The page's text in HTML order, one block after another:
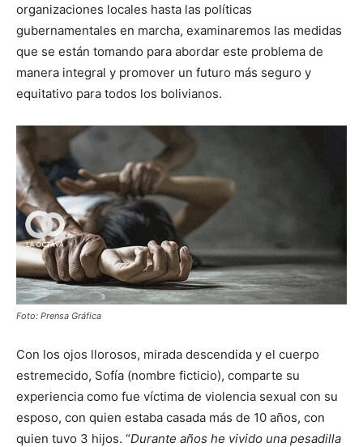
organizaciones locales hasta las políticas
gubernamentales en marcha, examinaremos las medidas
que se están tomando para abordar este problema de
manera integral y promover un futuro más seguro y
equitativo para todos los bolivianos.
Foto: Prensa Gráfica
Con los ojos llorosos, mirada descendida y el cuerpo
estremecido, Sofía (nombre ficticio), comparte su
experiencia como fue víctima de violencia sexual con su
esposo, con quien estaba casada más de 10 años, con
quien tuvo 3 hijos. “Durante años he vivido una pesadilla